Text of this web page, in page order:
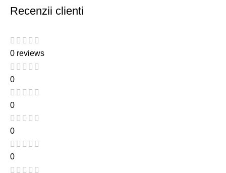
Recenzii clienti
0 reviews
0
0
0
0